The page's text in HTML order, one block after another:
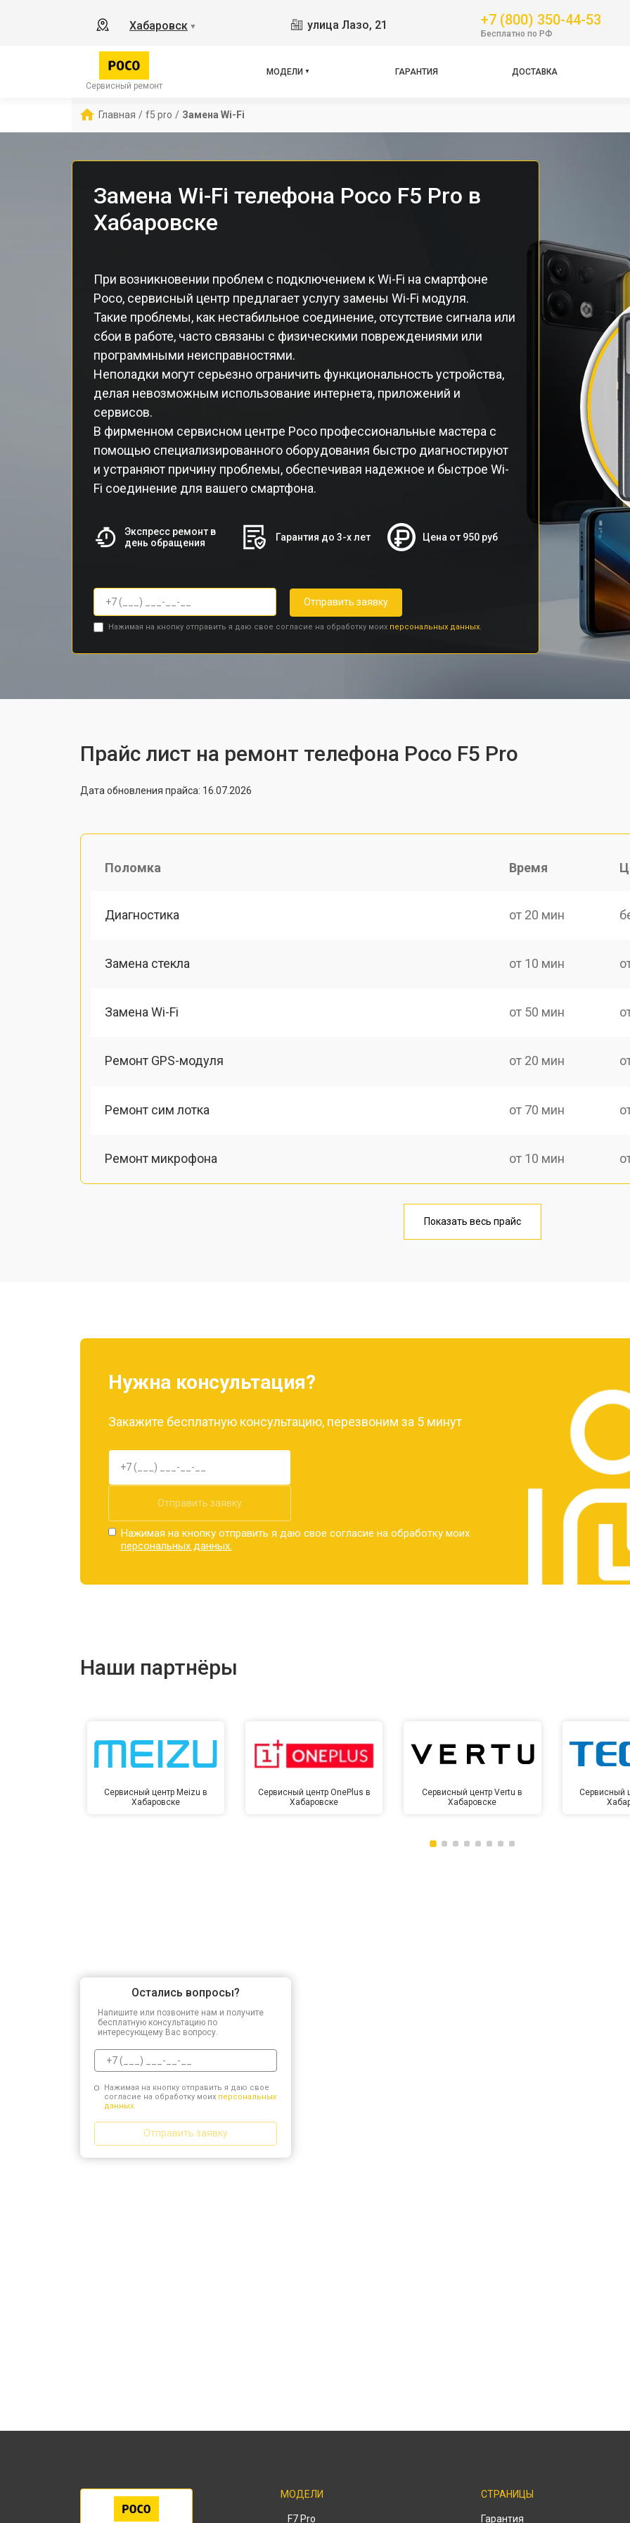
Хабаровск ▼ улица Лазо, 21 +7 (800) 350-44-53
Бесплатно по РФ
Сервисный ремонт
МОДЕЛИ
X2
X3 NFC
ГАРАНТИЯ ДОСТАВКА
Главная / f5 pro / Замена Wi-Fi
Замена Wi-Fi телефона Poco F5 Pro в
Хабаровске
При возникновении проблем с подключением к Wi-Fi на смартфоне
Poco, сервисный центр предлагает услугу замены Wi-Fi модуля.
Такие проблемы, как нестабильное соединение, отсутствие сигнала или
сбои в работе, часто связаны с физическими повреждениями или
программными неисправностями.
Неполадки могут серьезно ограничить функциональность устройства,
делая невозможным использование интернета, приложений и
сервисов.
В фирменном сервисном центре Poco профессиональные мастера с
помощью специализированного оборудования быстро диагностируют
и устраняют причину проблемы, обеспечивая надежное и быстрое Wi-
Fi соединение для вашего смартфона.
Экспресс ремонт в
день обращения
Гарантия до 3-х лет Цена от 950 руб
Отправить заявку
Нажимая на кнопку отправить я даю свое согласие на обработку моих персональных данных.
Прайс лист на ремонт телефона Poco F5 Pro
Дата обновления прайса: 16.07.2026
Поломка Время
Диагностика от 20 мин
Замена стекла от 10 мин
Замена Wi-Fi от 50 мин
Ремонт GPS-модуля от 20 мин
Ремонт сим лотка от 70 мин
Ремонт микрофона от 10 мин
от 40 мин
Замена дисплея (экрана)
Замена аккумулятора
Замена кнопки включения
Показать весь прайс
Нужна консультация?
Закажите бесплатную консультацию, перезвоним за 5 минут
Отправить заявку
Нажимая на кнопку отправить я даю свое согласие на обработку моих
персональных данных.
Наши партнёры
Сервисный центр Meizu в
Хабаровске
Сервисный центр OnePlus в
Хабаровске
Сервисный центр Vertu в
Хабаровске
Сервисный
Остались вопросы?
Напишите или позвоните нам и получите
бесплатную консультацию по
интересующему Вас вопросу.
Нажимая на кнопку отправить я даю свое
согласие на обработку моих персональных
данных.
Отправить заявку
МОДЕЛИ
F7 Pro
СТРАНИЦЫ
Гарантия